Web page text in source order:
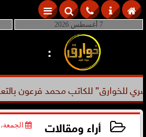
7 أغسطس 2026
:
للكاتب محمد فرعون بالتعاون...
أراء ومقالات الجمعة، 18 أكتوبر 2024